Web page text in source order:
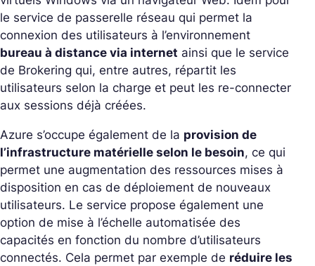
le service de passerelle réseau qui permet la
connexion des utilisateurs à l’environnement
bureau à distance via internet ainsi que le service
de Brokering qui, entre autres, répartit les
utilisateurs selon la charge et peut les re-connecter
aux sessions déjà créées.
Azure s’occupe également de la provision de
l’infrastructure matérielle selon le besoin, ce qui
permet une augmentation des ressources mises à
disposition en cas de déploiement de nouveaux
utilisateurs. Le service propose également une
option de mise à l’échelle automatisée des
capacités en fonction du nombre d’utilisateurs
connectés. Cela permet par exemple de réduire les